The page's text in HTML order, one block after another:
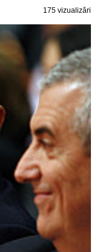
175 vizualizări